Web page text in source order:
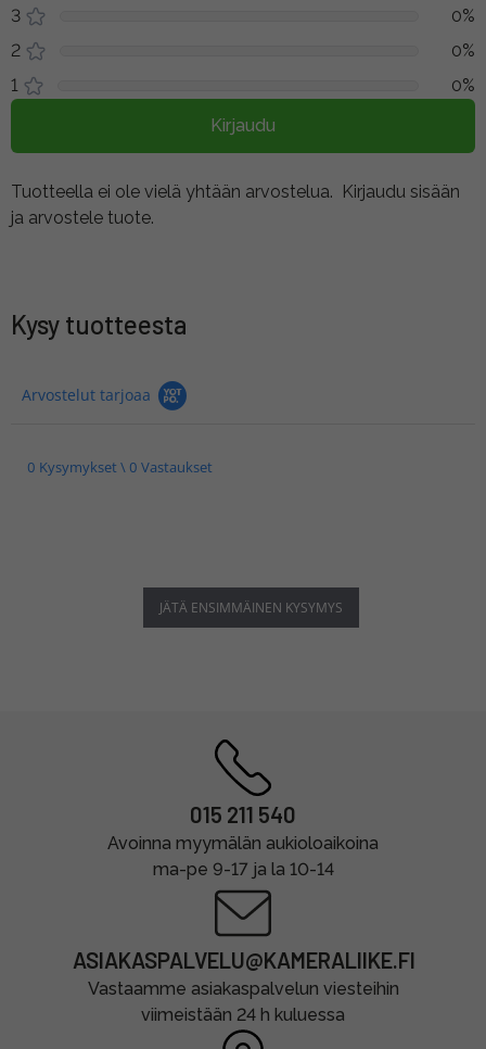
3
0%
2
0%
1
0%
Kirjaudu
Tuotteella ei ole vielä yhtään arvostelua. Kirjaudu sisään
ja arvostele tuote.
Kysy tuotteesta
Arvostelut tarjoaa
0 Kysymykset \ 0 Vastaukset
JÄTÄ ENSIMMÄINEN KYSYMYS
015 211 540
Avoinna myymälän aukioloaikoina
ma-pe 9-17 ja la 10-14
ASIAKASPALVELU@KAMERALIIKE.FI
Vastaamme asiakaspalvelun viesteihin
viimeistään 24 h kuluessa